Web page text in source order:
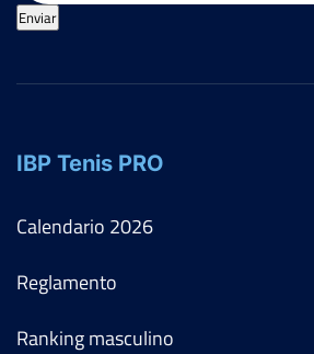
Enviar
IBP Tenis PRO
Calendario 2026
Reglamento
Ranking masculino